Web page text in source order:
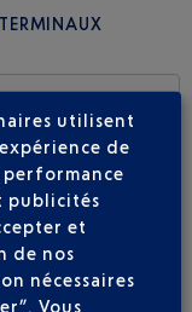
sur le site
pour ce type de
une seule
utilisent
de
publicités
et
de nos
nécessaires
Vous